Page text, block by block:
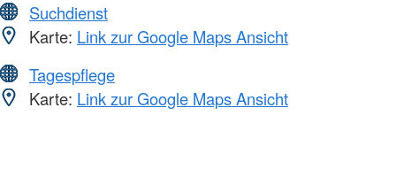
Suchdienst
Karte: Link zur Google Maps Ansicht
Tagespflege
Karte: Link zur Google Maps Ansicht